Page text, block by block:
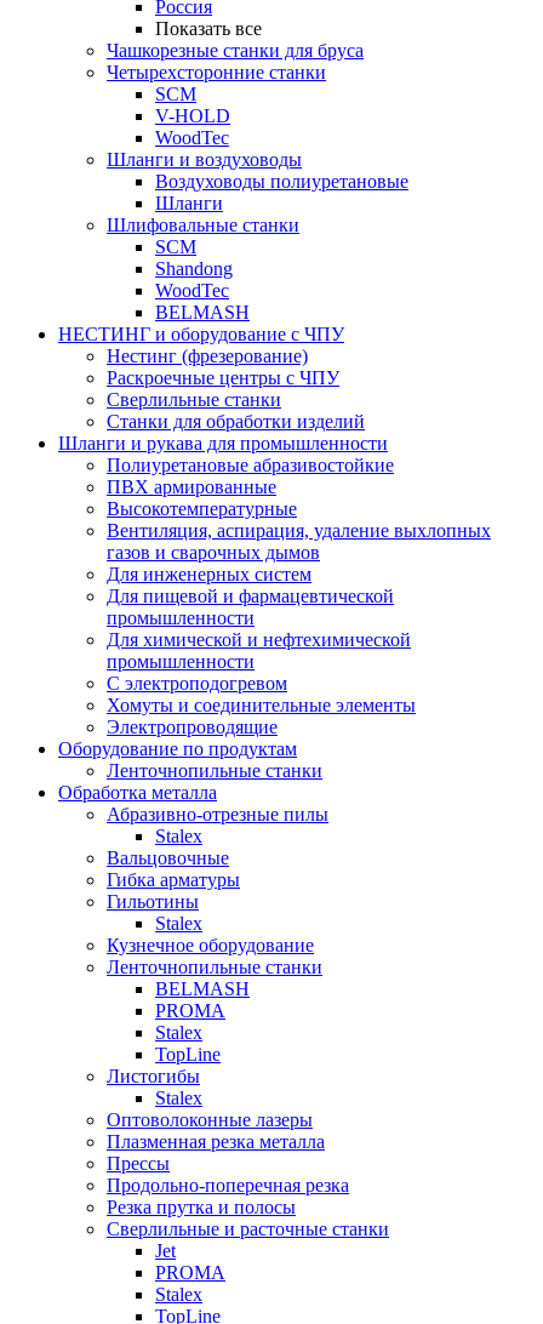
Россия
Показать все
Чашкорезные станки для бруса
Четырехсторонние станки
SCM
V-HOLD
WoodTec
Шланги и воздуховоды
Воздуховоды полиуретановые
Шланги
Шлифовальные станки
SCM
Shandong
WoodTec
BELMASH
НЕСТИНГ и оборудование с ЧПУ
Нестинг (фрезерование)
Раскроечные центры с ЧПУ
Сверлильные станки
Станки для обработки изделий
Шланги и рукава для промышленности
Полиуретановые абразивостойкие
ПВХ армированные
Высокотемпературные
Вентиляция, аспирация, удаление выхлопных
газов и сварочных дымов
Для инженерных систем
Для пищевой и фармацевтической
промышленности
Для химической и нефтехимической
промышленности
С электроподогревом
Хомуты и соединительные элементы
Электропроводящие
Оборудование по продуктам
Ленточнопильные станки
Обработка металла
Абразивно-отрезные пилы
Stalex
Вальцовочные
Гибка арматуры
Гильотины
Stalex
Кузнечное оборудование
Ленточнопильные станки
BELMASH
PROMA
Stalex
TopLine
Листогибы
Stalex
Оптоволоконные лазеры
Плазменная резка металла
Прессы
Продольно-поперечная резка
Резка прутка и полосы
Сверлильные и расточные станки
Jet
PROMA
Stalex
TopLine